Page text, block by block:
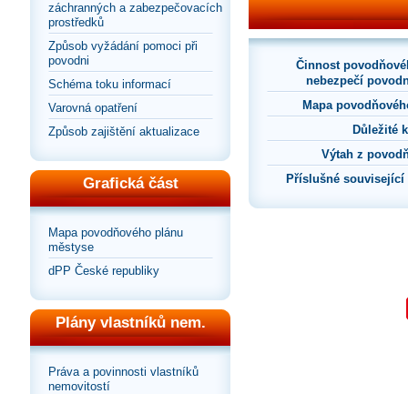
záchranných a zabezpečovacích
prostředků
Způsob vyžádání pomoci při
povodni
Schéma toku informací
Varovná opatření
Způsob zajištění aktualizace
Grafická část
Mapa povodňového plánu
městyse
dPP České republiky
Plány vlastníků nem.
Práva a povinnosti vlastníků
nemovitostí
Činnost
nebezpečí
Mapa
Důležité
Výtah z
Příslušné